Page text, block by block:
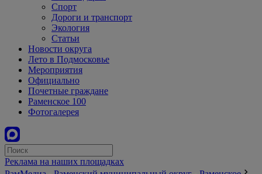
Спорт
Дороги и транспорт
Экология
Статьи
Новости округа
Лето в Подмосковье
Мероприятия
Официально
Почетные граждане
Раменское 100
Фотогалерея
Реклама на наших площадках